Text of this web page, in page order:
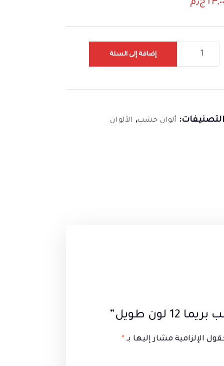
٢٣,٠٠ ج٫م
إضافة إلى السلة
التصنيفات: ألوان خشب, الألوان
طويل”
الإلزامية مشار إليها بـ *